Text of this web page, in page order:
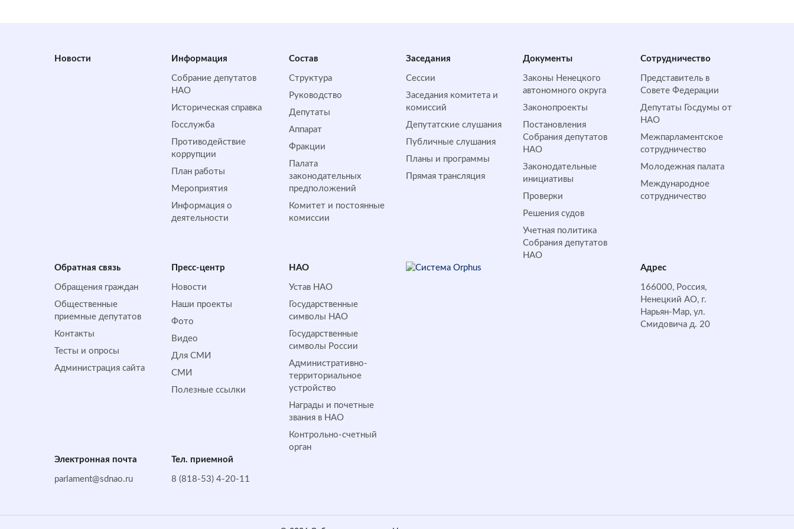
Новости Информация
Собрание депутатов
НАО
Историческая справка
Госслужба
Противодействие
коррупции
План работы
Мероприятия
Информация о
деятельности
Состав
Структура
Руководство
Депутаты
Аппарат
Фракции
Палата
законодательных
предположений
Комитет и постоянные
комиссии
Заседания
Сессии
Заседания комитета и
комиссий
Депутатские слушания
Публичные слушания
Планы и программы
Прямая трансляция
Документы
Законы Ненецкого
автономного округа
Законопроекты
Постановления
Собрания депутатов
НАО
Законодательные
инициативы
Проверки
Решения судов
Учетная политика
Собрания депутатов
НАО
Сотрудничество
Представитель в
Совете Федерации
Депутаты Госдумы от
НАО
Межпарламентское
сотрудничество
Молодежная палата
Международное
сотрудничество
Обратная cвязь
Обращения граждан
Общественные
приемные депутатов
Контакты
Тесты и опросы
Администрация сайта
Пресс-центр
Новости
Наши проекты
Фото
Видео
Для СМИ
СМИ
Полезные ссылки
НАО
Устав НАО
Государственные
символы НАО
Государственные
символы России
Административно-
территориальное
устройство
Награды и почетные
звания в НАО
Контрольно-счетный
орган
Адрес
166000, Россия,
Ненецкий АО, г.
Нарьян-Мар, ул.
Смидовича д. 20
Электронная почта
parlament@sdnao.ru
Тел. приемной
8 (818-53) 4-20-11